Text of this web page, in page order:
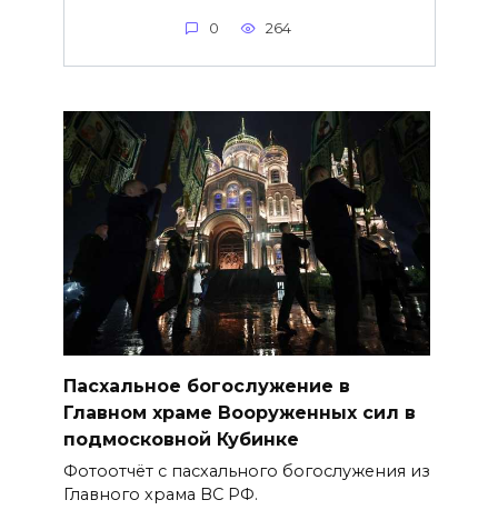
0 264
Пасхальное богослужение в
Главном храме Вооруженных сил в
подмосковной Кубинке
Фотоотчёт с пасхального богослужения из
Главного храма ВС РФ.